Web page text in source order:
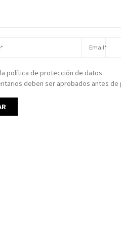
política de protección de datos.
deben ser aprobados antes de